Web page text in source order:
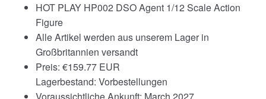
HOT PLAY HP002 DSO Agent 1/12 Scale Action
Figure
Alle Artikel werden aus unserem Lager in
Großbritannien versandt
Preis: €159.77 EUR
Lagerbestand: Vorbestellungen